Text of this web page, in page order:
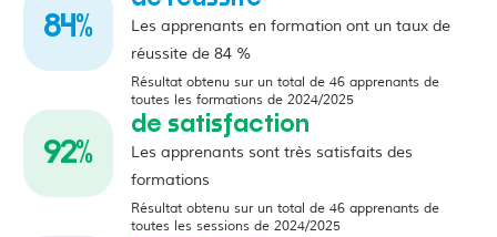
84‎%
Les apprenants en formation ont un taux de
réussite de 84 %
Résultat obtenu sur un total de 46 apprenants de
toutes les formations de 2024/2025
92‎%
de satisfaction
Les apprenants sont très satisfaits des
formations
Résultat obtenu sur un total de 46 apprenants de
toutes les sessions de 2024/2025